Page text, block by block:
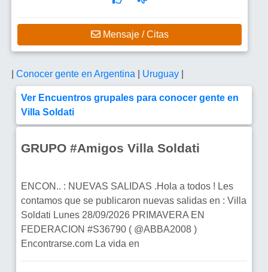
Mensaje / Citas
Conocer gente en Argentina Uruguay
Ver Encuentros grupales para conocer gente en
Villa Soldati
GRUPO #Amigos Villa Soldati
ENCON.. : NUEVAS SALIDAS .Hola a todos ! Les
contamos que se publicaron nuevas salidas en : Villa
Soldati Lunes 28/09/2026 PRIMAVERA EN
FEDERACION #S36790 ( @ABBA2008 )
Encontrarse.com La vida en